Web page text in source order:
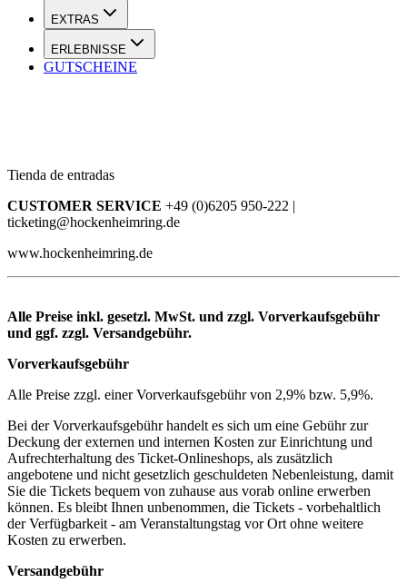
EXTRAS
ERLEBNISSE
GUTSCHEINE
Tienda de entradas
CUSTOMER SERVICE +49 (0)6205 950-222 |
ticketing@hockenheimring.de
www.hockenheimring.de
Alle Preise inkl. gesetzl. MwSt. und zzgl. Vorverkaufsgebühr
und ggf. zzgl. Versandgebühr.
Vorverkaufsgebühr
Alle Preise zzgl. einer Vorverkaufsgebühr von 2,9% bzw. 5,9%.
Bei der Vorverkaufsgebühr handelt es sich um eine Gebühr zur
Deckung der externen und internen Kosten zur Einrichtung und
Aufrechterhaltung des Ticket-Onlineshops, als zusätzlich
angebotene und nicht gesetzlich geschuldeten Nebenleistung, damit
Sie die Tickets bequem von zuhause aus vorab online erwerben
können. Es bleibt Ihnen unbenommen, die Tickets - vorbehaltlich
der Verfügbarkeit - am Veranstaltungstag vor Ort ohne weitere
Kosten zu erwerben.
Versandgebühr